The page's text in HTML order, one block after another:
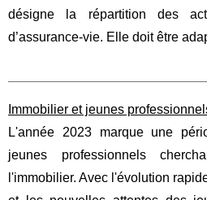
désigne la répartition des
d’assurance-vie. Elle doit être
Immobilier et jeunes
L'année 2023 marque une
jeunes professionnels
l'immobilier. Avec l'évolution